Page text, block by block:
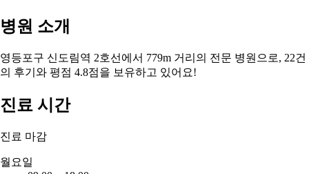
병원 소개
영등포구 신도림역 2호선에서 779m 거리의 전문 병원으로, 22건
의 후기와 평점 4.8점을 보유하고 있어요!
진료 시간
진료 마감
월요일